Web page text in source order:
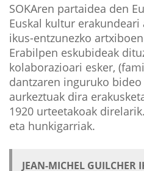
SOKAren partaidea den
Euskal kultur
ikus-entzunezko
Erabilpen eskubideak
kolaborazioari esker,
dantzaren inguruko
aurkeztuak dira
1920 urteetakoak
eta hunkigarriak.
JEAN-MICHEL GUILCHER